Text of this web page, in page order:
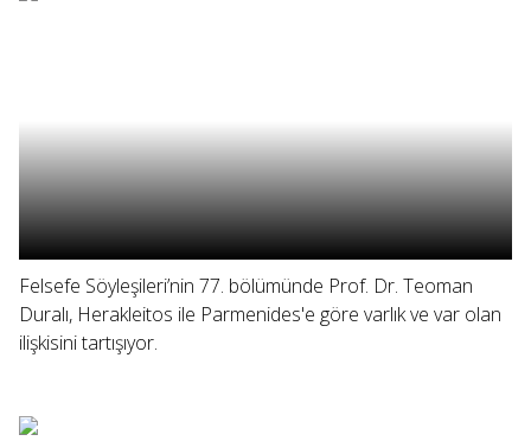
Felsefe Söyleşileri’nin 77. bölümünde Prof. Dr. Teoman
Duralı, Herakleitos ile Parmenides'e göre varlık ve var olan
ilişkisini tartışıyor.